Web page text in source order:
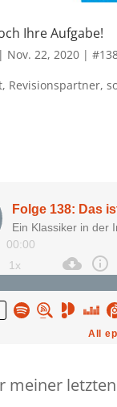
Ihre Aufgabe!
| Nov. 22, 2020|
, Revisionspartner,
meiner letzten